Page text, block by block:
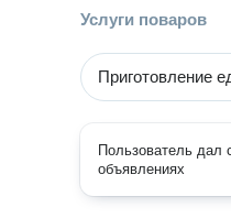
Услуги поваров
Приготовление
Пользователь дал
объявлениях